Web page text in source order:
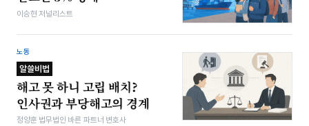
이승현 저널리스트
노동
알쓸비법
해고 못 하니 고립 배치?
인사권과 부당해고의 경계
정양훈 법무법인 바른 파트너 변호사